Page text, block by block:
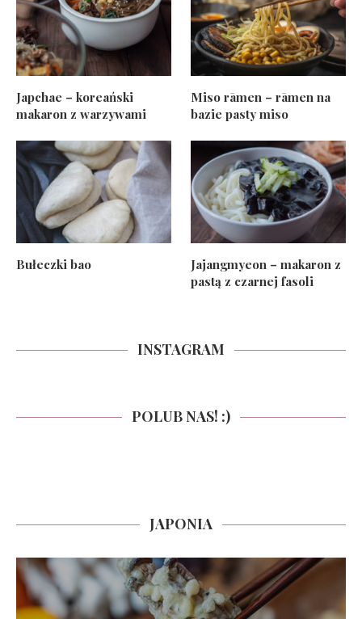
Japchae – koreański
makaron z warzywami
Miso rāmen – rāmen na
bazie pasty miso
Bułeczki bao
Jajangmyeon – makaron z
pastą z czarnej fasoli
INSTAGRAM
POLUB NAS! :)
JAPONIA